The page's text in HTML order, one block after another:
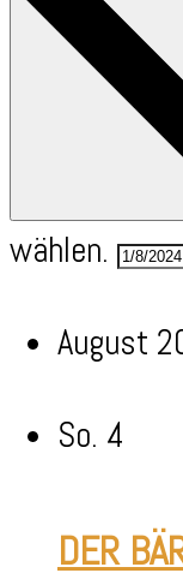
wählen.
August
So. 4
DER